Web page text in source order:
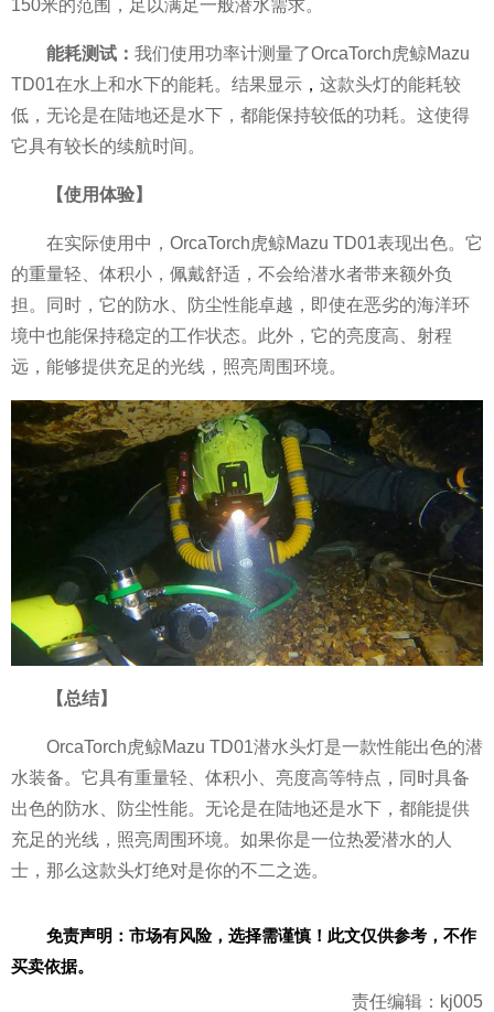
150米的范围，足以满足一般潜水需求。
能耗测试 ： 我们使用功率计测量了OrcaTorch虎鲸Mazu
TD01在水上和水下的能耗。结果显示 ， 这款头灯的能耗较
低，无论是在陆地还是水下，都能保持较低的功耗。这使得
它具有较长的续航时间。
【使用体验】
在实际使用中，OrcaTorch虎鲸Mazu TD01表现出色。它
的重量轻、体积小，佩戴舒适，不会给潜水者带来额外负
担。同时，它的防水、防尘性能卓越，即使在恶劣的海洋环
境中也能保持稳定的工作状态。此外，它的亮度高、射程
远，能够提供充足的光线，照亮周围环境。
【总结】
OrcaTorch虎鲸Mazu TD01潜水头灯是一款性能出色的潜
水装备。它具有重量轻、体积小、亮度高等特点，同时具备
出色的防水、防尘性能。无论是在陆地还是水下，都能提供
充足的光线，照亮周围环境。如果你是一位热爱潜水的人
士，那么这款头灯绝对是你的不二之选。
免责声明：市场有风险，选择需谨慎！此文仅供参考，不作
买卖依据。
责任编辑：kj005